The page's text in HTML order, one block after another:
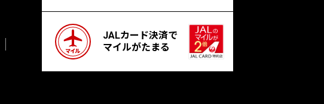
JALカード決済で
マイルがたまる